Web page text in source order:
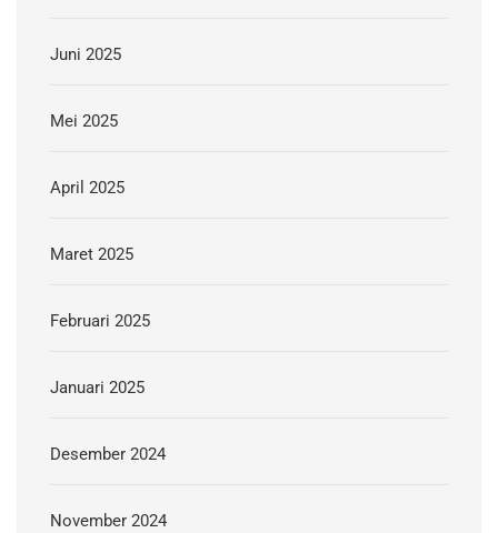
Juni 2025
Mei 2025
April 2025
Maret 2025
Februari 2025
Januari 2025
Desember 2024
November 2024